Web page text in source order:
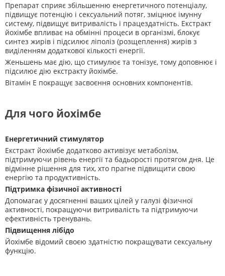
Препарат сприяє збільшенню енергетичного потенціалу,
підвищує потенцію і сексуальний потяг, зміцнює імунну
систему, підвищує витривалість і працездатність. Екстракт
йохімбе впливає на обмінні процеси в організмі, блокує
синтез жирів і підсилює ліполіз (розщеплення) жирів з
виділенням додаткової кількості енергії.
Женьшень має дію, що стимулює та тонізує, тому доповнює і
підсилює дію екстракту йохімбе.
Вітамін Е покращує засвоєння основних компонентів.
Для чого йохімбе
Енергетичний стимулятор
Екстракт йохімбе додатково активізує метаболізм,
підтримуючи рівень енергії та бадьорості протягом дня. Це
відмінне рішення для тих, хто прагне підвищити свою
енергію та продуктивність.
Підтримка фізичної активності
Допомагає у досягненні ваших цілей у галузі фізичної
активності, покращуючи витривалість та підтримуючи
ефективність тренувань.
Підвищення лібідо
Йохімбе відомий своєю здатністю покращувати сексуальну
функцію.